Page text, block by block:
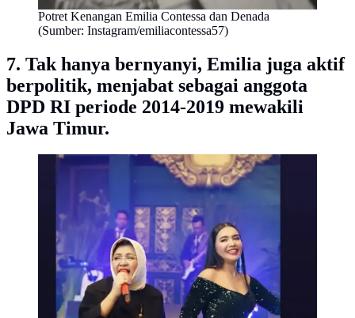
Potret Kenangan Emilia Contessa dan Denada
(Sumber: Instagram/emiliacontessa57)
7. Tak hanya bernyanyi, Emilia juga aktif
berpolitik, menjabat sebagai anggota
DPD RI periode 2014-2019 mewakili
Jawa Timur.